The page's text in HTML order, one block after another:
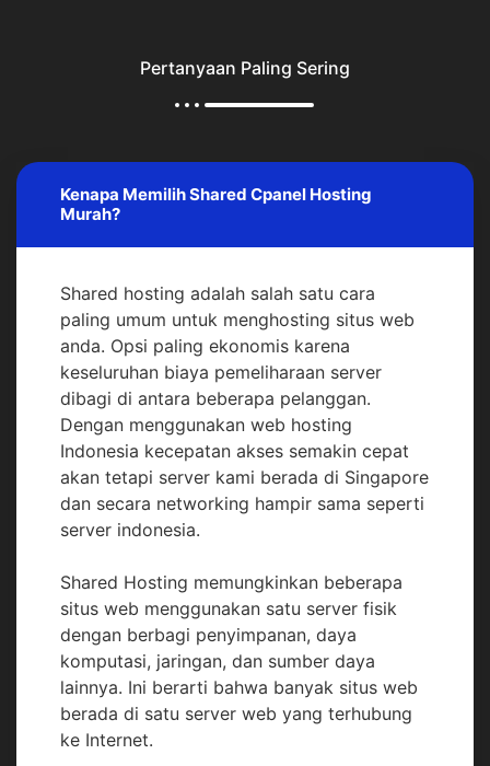
Pertanyaan Paling Sering
Kenapa Memilih Shared Cpanel Hosting
Murah?
Shared hosting adalah salah satu cara
paling umum untuk menghosting situs web
anda. Opsi paling ekonomis karena
keseluruhan biaya pemeliharaan server
dibagi di antara beberapa pelanggan.
Dengan menggunakan web hosting
Indonesia kecepatan akses semakin cepat
akan tetapi server kami berada di Singapore
dan secara networking hampir sama seperti
server indonesia.
Shared Hosting memungkinkan beberapa
situs web menggunakan satu server fisik
dengan berbagi penyimpanan, daya
komputasi, jaringan, dan sumber daya
lainnya. Ini berarti bahwa banyak situs web
berada di satu server web yang terhubung
ke Internet.